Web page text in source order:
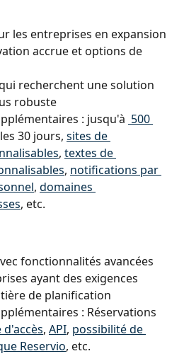
les entreprises en expansion
accrue et options de
recherchent une solution
robuste
: jusqu'à 500
30 jours, sites de
, textes de
, notifications par
, domaines
, etc.
fonctionnalités avancées
ayant des exigences
de planification
: Réservations
, API, possibilité de
Reservio, etc.